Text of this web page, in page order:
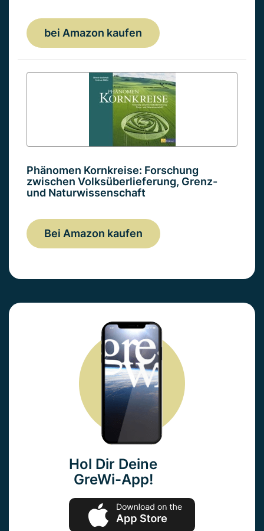
bei Amazon kaufen
Phänomen Kornkreise: Forschung
zwischen Volksüberlieferung, Grenz-
und Naturwissenschaft
Bei Amazon kaufen
Hol Dir Deine
GreWi-App!